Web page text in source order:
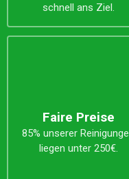
schnell ans Ziel.
Faire Preise
85% unserer
liegen unter 250€.